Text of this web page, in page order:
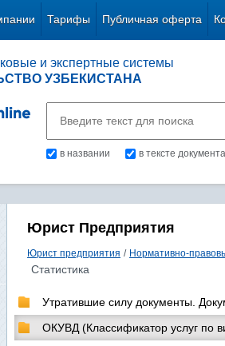
Тарифы Публичная оферта
и экспертные системы
УЗБЕКИСТАНА
в названии в тексте документа
Юрист Предприятия
Юрист предприятия / Нормативно-
Статистика
Утратившие силу документы.
ОКУВД (Классификатор услуг по